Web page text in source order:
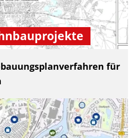
für